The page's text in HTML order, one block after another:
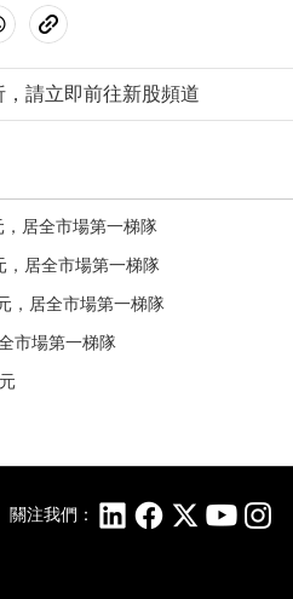
請立即前往新股頻道
居全市場第一梯隊
居全市場第一梯隊
，居全市場第一梯隊
市場第一梯隊
關注我們：